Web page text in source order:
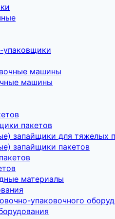
упаковщики
машины
машины
пакетов
запайщики для тяжелых
запайщики пакетов
материалы
упаковочного